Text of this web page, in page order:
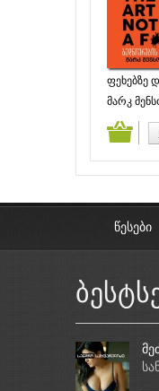
ფეხებზე
ნატიფი
მარკ
წესები